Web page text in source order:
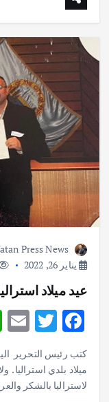
o
k
Press News
يناير 26, 2022
عيد ميلاد
F
ac
e
b
T
it
te
m
l
كتب رئيس التحرير
ميلاد بلدي استراليا .
لاستراليا بالشكر